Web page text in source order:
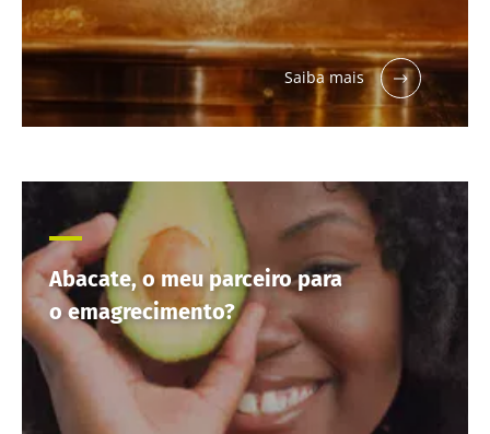
Saiba mais
Abacate, o meu parceiro para
o emagrecimento?